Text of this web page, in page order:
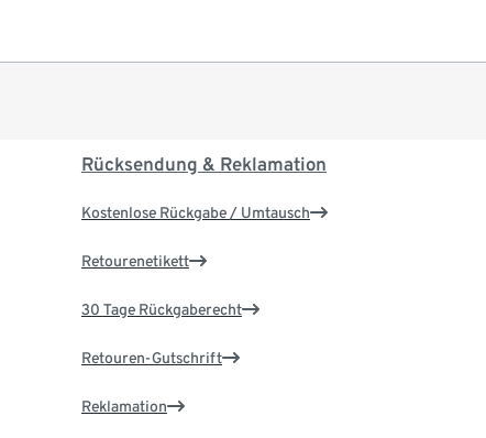
Rücksendung & Reklamation
Kostenlose Rückgabe / Umtausch
Retourenetikett
30 Tage Rückgaberecht
Retouren-Gutschrift
Reklamation